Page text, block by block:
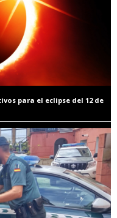
para el eclipse del 12 de